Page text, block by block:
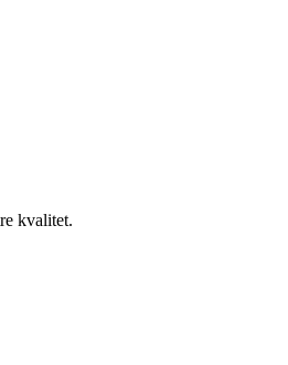
kvalitet.